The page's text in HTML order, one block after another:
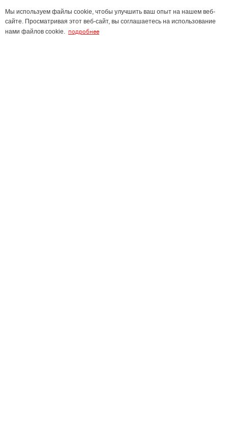
Мы используем файлы cookie, чтобы улучшить ваш опыт на нашем веб-
сайте. Просматривая этот веб-сайт, вы соглашаетесь на использование
нами файлов cookie. подробнее